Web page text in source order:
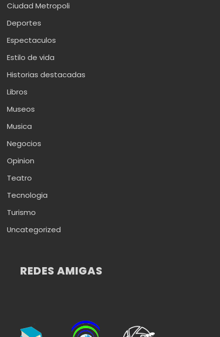
Ciudad Metropoli
Deportes
Espectaculos
Estilo de vida
Historias destacadas
Libros
Museos
Musica
Negocios
Opinion
Teatro
Tecnologia
Turismo
Uncategorized
REDES AMIGAS